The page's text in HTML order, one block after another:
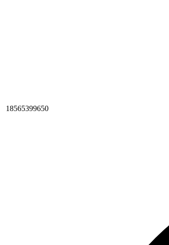
18565399650